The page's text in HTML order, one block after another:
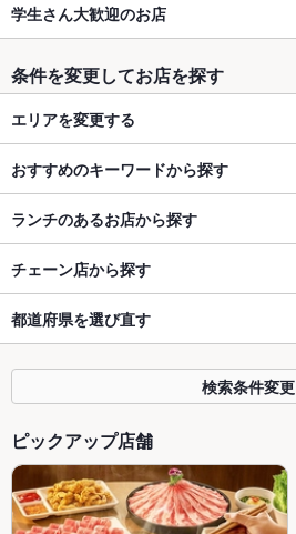
学生さん大歓迎のお店
条件を変更してお店を探す
エリアを変更する
おすすめのキーワードから探す
ランチのあるお店から探す
チェーン店から探す
都道府県を選び直す
検索条件変更
ピックアップ店舗